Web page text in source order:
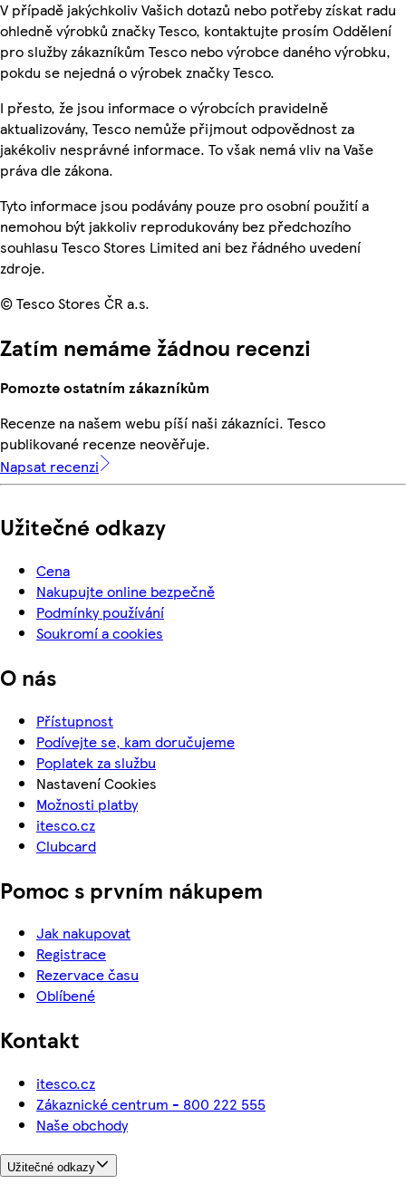
V případě jakýchkoliv Vašich dotazů nebo potřeby získat radu
ohledně výrobků značky Tesco, kontaktujte prosím Oddělení
pro služby zákazníkům Tesco nebo výrobce daného výrobku,
pokdu se nejedná o výrobek značky Tesco.
I přesto, že jsou informace o výrobcích pravidelně
aktualizovány, Tesco nemůže přijmout odpovědnost za
jakékoliv nesprávné informace. To však nemá vliv na Vaše
práva dle zákona.
Tyto informace jsou podávány pouze pro osobní použití a
nemohou být jakkoliv reprodukovány bez předchozího
souhlasu Tesco Stores Limited ani bez řádného uvedení
zdroje.
© Tesco Stores ČR a.s.
Zatím nemáme žádnou recenzi
Pomozte ostatním zákazníkům
Recenze na našem webu píší naši zákazníci. Tesco
publikované recenze neověřuje.
Napsat recenzi
Užitečné odkazy
Cena
Nakupujte online bezpečně
Podmínky používání
Soukromí a cookies
O nás
Přístupnost
Podívejte se, kam doručujeme
Poplatek za službu
Nastavení Cookies
Možnosti platby
itesco.cz
Clubcard
Pomoc s prvním nákupem
Jak nakupovat
Registrace
Rezervace času
Oblíbené
Kontakt
itesco.cz
Zákaznické centrum - 800 222 555
Naše obchody
Užitečné odkazy